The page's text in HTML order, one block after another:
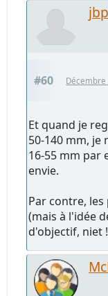
#60 Décembre
Et quand je
50-140 mm, je
16-55 mm par
envie.
Par contre,
(mais à l'idée
d'objectif, niet